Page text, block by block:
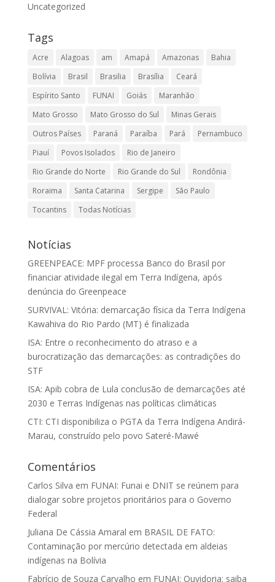
Uncategorized
Tags
Acre Alagoas am Amapá Amazonas
Bahia
Bolívia
Brasil Brasilia Brasília
Ceará
Espírito Santo
FUNAI Goiás
Maranhão
Mato Grosso
Mato Grosso do Sul
Minas Gerais
Outros Países
Paraná Paraíba Pará
Pernambuco
Piauí
Povos Isolados
Rio de Janeiro
Rio Grande do Norte
Rio Grande do Sul
Rondônia
Roraima
Santa Catarina Sergipe
São Paulo
Tocantins
Todas Notícias
Notícias
GREENPEACE: MPF processa Banco do Brasil por
financiar atividade ilegal em Terra Indígena, após
denúncia do Greenpeace
SURVIVAL: Vitória: demarcação física da Terra Indígena
Kawahiva do Rio Pardo (MT) é finalizada
ISA: Entre o reconhecimento do atraso e a
burocratização das demarcações: as contradições do
STF
ISA: Apib cobra de Lula conclusão de demarcações até
2030 e Terras Indígenas nas políticas climáticas
CTI: CTI disponibiliza o PGTA da Terra Indígena Andirá-
Marau, construído pelo povo Sateré-Mawé
Comentários
Carlos Silva em FUNAI: Funai e DNIT se reúnem para
dialogar sobre projetos prioritários para o Governo
Federal
Juliana De Cássia Amaral em BRASIL DE FATO:
Contaminação por mercúrio detectada em aldeias
indígenas na Bolívia
Fabrício de Souza Carvalho em FUNAI: Ouvidoria: saiba